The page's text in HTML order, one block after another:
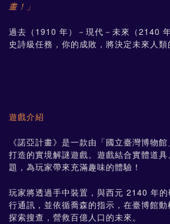
畫！」
過去（1910 年）－現代－未來（2140
史詩級任務，你的成敗，將決定未來人類
遊戲介紹
《諾亞計畫》是一款由「國立臺灣博物
打造的實境解謎遊戲。遊戲結合實體道
題，為玩家帶來充滿趣味的體驗！
玩家將透過手中裝置，與西元 2140 年
行通訊，並依循喬森的指示，在臺博館
探索搜查，營救百億人口的未來。